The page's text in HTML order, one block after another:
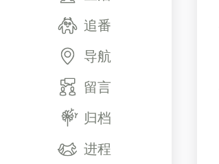
追番
导航
留言
归档
进程